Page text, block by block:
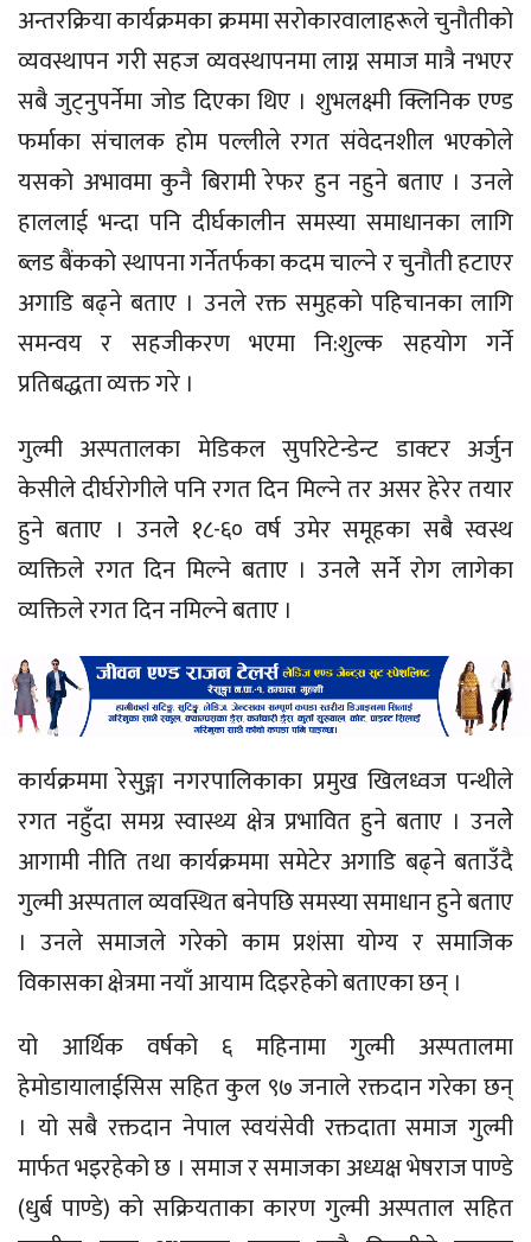
अन्तरक्रिया कार्यक्रमका क्रममा सराेकारवालाहरूले चुनाैतीकाे
व्यवस्थापन गरी सहज व्यवस्थापनमा लाग्न समाज मात्रै नभएर
सबै जुट्नुपर्नेमा जाेड दिएका थिए । शुभलक्ष्मी क्लिनिक एण्ड
फर्माका संचालक हाेम पल्लीले रगत संवेदनशील भएकोले
यसको अभावमा कुनै बिरामी रेफर हुन नहुने बताए । उनले
हाललाई भन्दा पनि दीर्घकालीन समस्या समाधानका लागि
ब्लड बैंकको स्थापना गर्नेतर्फका कदम चाल्ने र चुनाैती हटाएर
अगाडि बढ्ने बताए । उनले रक्त समुहकाे पहिचानका लागि
समन्वय र सहजीकरण भएमा नि:शुल्क सहयोग गर्ने
प्रतिबद्धता व्यक्त गरे ।
गुल्मी अस्पतालका मेडिकल सुपरिटेन्डेन्ट डाक्टर अर्जुन
केसीले दीर्घराेगीले पनि रगत दिन मिल्ने तर असर हेरेर तयार
हुने बताए । उनलेे १८-६० वर्ष उमेर समूहका सबै स्वस्थ
व्यक्तिले रगत दिन मिल्ने बताए । उनलेे सर्ने राेग लागेका
व्यक्तिले रगत दिन नमिल्ने बताए ।
कार्यक्रममा रेसुङ्गा नगरपालिकाका प्रमुख खिलध्वज पन्थीले
रगत नहुँदा समग्र स्वास्थ्य क्षेत्र प्रभावित हुने बताए । उनलेे
आगामी नीति तथा कार्यक्रममा समेटेर अगाडि बढ्ने बताउँदै
गुल्मी अस्पताल व्यवस्थित बनेपछि समस्या समाधान हुने बताए
। उनले समाजले गरेको काम प्रशंसा याेग्य र समाजिक
विकासका क्षेत्रमा नयाँ आयाम दिइरहेको बताएका छन् ।
यो आर्थिक वर्षको ६ महिनामा गुल्मी अस्पतालमा
हेमाेडायालाईसिस सहित कुल ९७ जनाले रक्तदान गरेका छन्
। यो सबै रक्तदान नेपाल स्वयंसेवी रक्तदाता समाज गुल्मी
मार्फत भइरहेको छ । समाज र समाजका अध्यक्ष भेषराज पाण्डे
(धुर्ब पाण्डे) काे सक्रियताका कारण गुल्मी अस्पताल सहित